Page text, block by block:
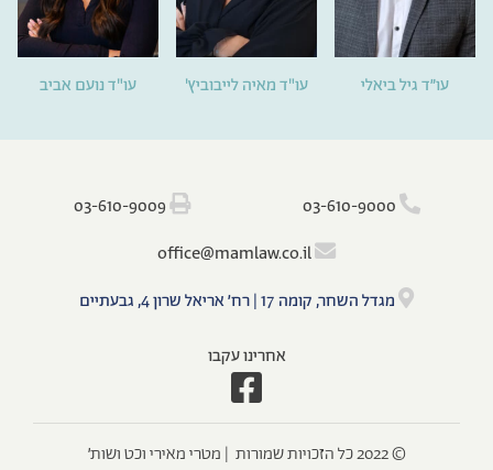
עו"ד נועם אביב עו"ד מאיה לייבוביץ' עו״ד גיל ביאלי
מגדל השחר, קומה 17 | רח׳ אריאל שרון 4, גבעתיים
אחרינו עקבו
‫‫© 2022 כל הזכויות שמורות‬ ‬ ‫|‬ ‫‪‫מטרי מאירי וכט ושות׳